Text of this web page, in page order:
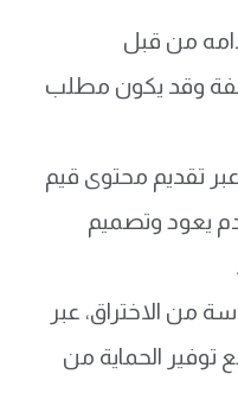
من قبل
وقد يكون مطلب
تقديم محتوى قيم
يعود وتصميم
من الاختراق، عبر
توفير الحماية من